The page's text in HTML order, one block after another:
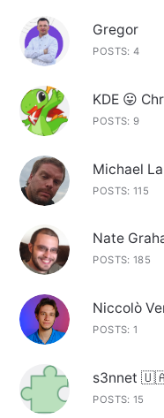
Gregor
POSTS: 4
KDE 😛
POSTS: 9
Michael
POSTS: 115
Nate
POSTS: 185
Niccolò
POSTS: 1
s3nnet
POSTS: 15